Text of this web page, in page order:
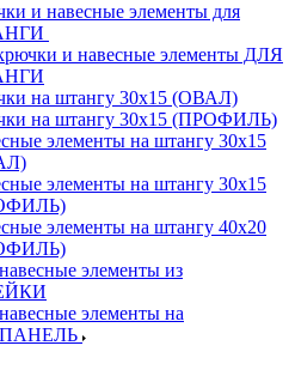
и навесные элементы для
и навесные элементы ДЛЯ
на штангу 30х15 (ОВАЛ)
на штангу 30х15 (ПРОФИЛЬ)
элементы на штангу 30х15
элементы на штангу 30х15
элементы на штангу 40х20
элементы из
элементы на